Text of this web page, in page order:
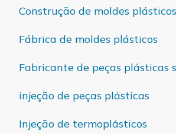
Construção de moldes plásticos
Fábrica de moldes plásticos
Fabricante de peças plásticas
injeção de peças plásticas
Injeção de termoplásticos